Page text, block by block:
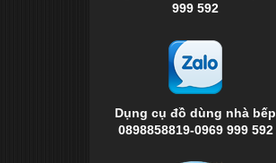
999 592
Dụng cụ đồ dùng nhà bếp
0898858819-0969 999 592